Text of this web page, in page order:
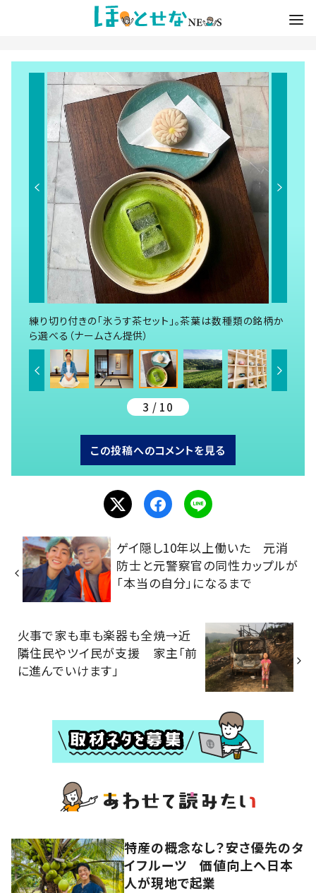
練り切り付きの「氷うす茶セット」。茶葉は数種類の銘柄か
ら選べる（ナームさん提供）
3 / 10
この投稿へのコメントを見る
ゲイ隠し10年以上働いた 元消
防士と元警察官の同性カップルが
「本当の自分」になるまで
火事で家も車も楽器も全焼→近
隣住民やツイ民が支援 家主「前
に進んでいけます」
特産の概念なし？安さ優先のタ
イフルーツ 価値向上へ日本
人が現地で起業